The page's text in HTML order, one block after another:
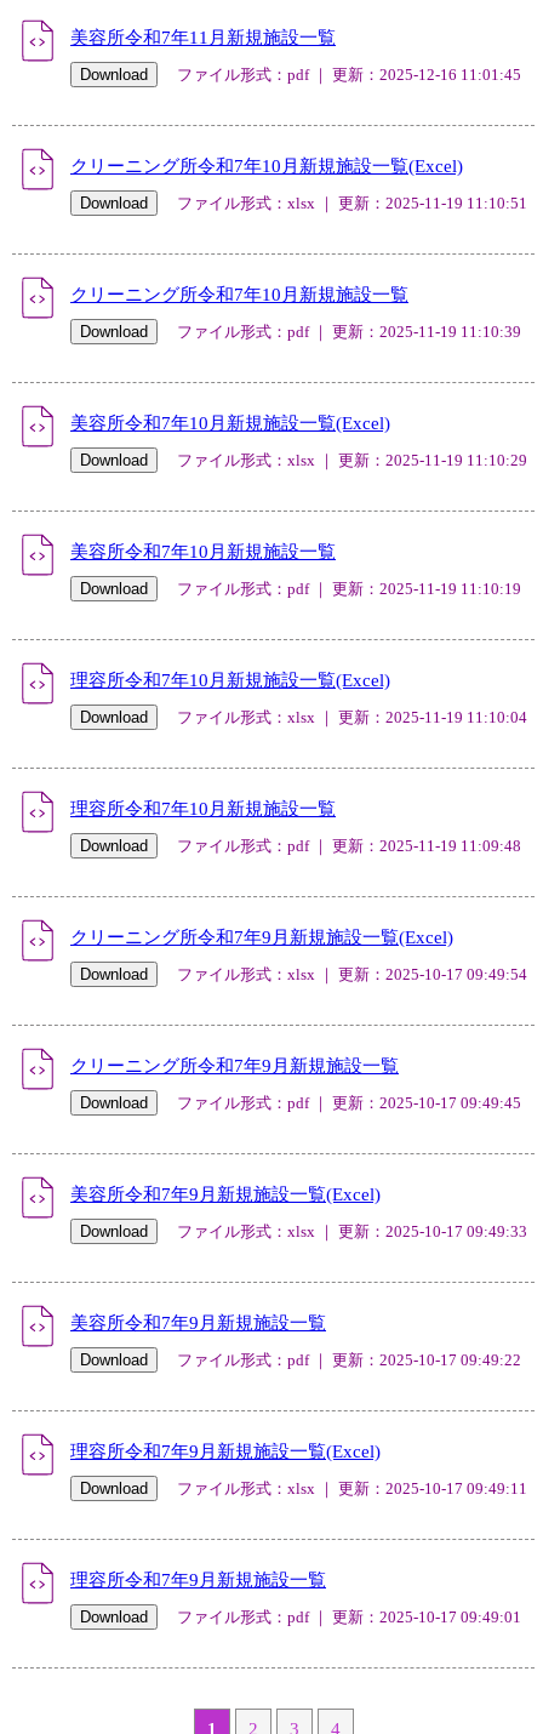
美容所令和7年11月新規施設一覧
ファイル形式：pdf ｜ 更新：2025-12-16 11:01:45
クリーニング所令和7年10月新規施設一覧(Excel)
ファイル形式：xlsx ｜ 更新：2025-11-19 11:10:51
クリーニング所令和7年10月新規施設一覧
ファイル形式：pdf ｜ 更新：2025-11-19 11:10:39
美容所令和7年10月新規施設一覧(Excel)
ファイル形式：xlsx ｜ 更新：2025-11-19 11:10:29
美容所令和7年10月新規施設一覧
ファイル形式：pdf ｜ 更新：2025-11-19 11:10:19
理容所令和7年10月新規施設一覧(Excel)
ファイル形式：xlsx ｜ 更新：2025-11-19 11:10:04
理容所令和7年10月新規施設一覧
ファイル形式：pdf ｜ 更新：2025-11-19 11:09:48
クリーニング所令和7年9月新規施設一覧(Excel)
ファイル形式：xlsx ｜ 更新：2025-10-17 09:49:54
クリーニング所令和7年9月新規施設一覧
ファイル形式：pdf ｜ 更新：2025-10-17 09:49:45
美容所令和7年9月新規施設一覧(Excel)
ファイル形式：xlsx ｜ 更新：2025-10-17 09:49:33
美容所令和7年9月新規施設一覧
ファイル形式：pdf ｜ 更新：2025-10-17 09:49:22
理容所令和7年9月新規施設一覧(Excel)
ファイル形式：xlsx ｜ 更新：2025-10-17 09:49:11
理容所令和7年9月新規施設一覧
ファイル形式：pdf ｜ 更新：2025-10-17 09:49:01
1 2 3 4